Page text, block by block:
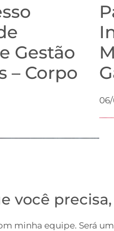
Gestão
– Corpo
você
minha equipe. Será